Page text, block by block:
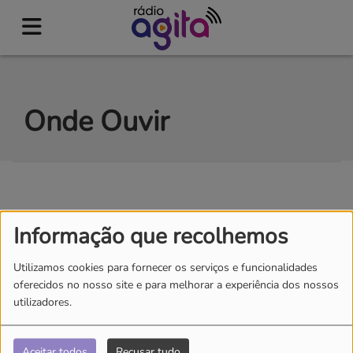
Informação que recolhemos
Utilizamos cookies para fornecer os serviços e funcionalidades
oferecidos no nosso site e para melhorar a experiência dos nossos
utilizadores.
Onde Ouvir
No Smartphone ou Computador
Ouve-nos em radioagita.com
MyTuner Radio, Online Radio Box e Streema...